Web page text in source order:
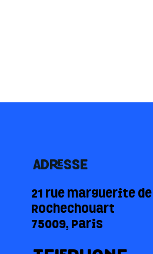
21 rue marguerite de
Rochechouart
75009, Paris
ADRESSE